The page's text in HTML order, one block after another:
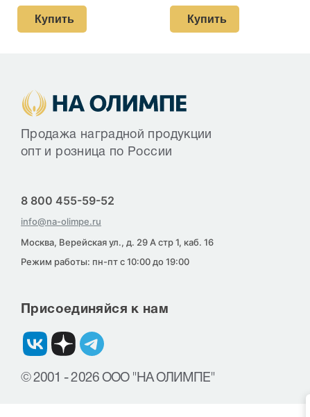
Купить Купить
Продажа наградной продукции
опт и розница по России
8 800 455-59-52
info@na-olimpe.ru
Москва, Верейская ул., д. 29 А стр 1, каб. 16
Режим работы: пн-пт с 10:00 до 19:00
Присоединяйся к нам
© 2001 - 2026 ООО "НА ОЛИМПЕ"